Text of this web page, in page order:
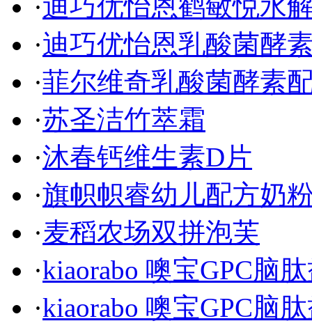
·迪巧优怡恩鹤敏悦水
·迪巧优怡恩乳酸菌酵
·菲尔维奇乳酸菌酵素
·苏圣洁竹萃霜
·沐春钙维生素D片
·旗帜帜睿幼儿配方奶
·麦稻农场双拼泡芙
·kiaorabo 噢宝GPC脑
·kiaorabo 噢宝GPC脑